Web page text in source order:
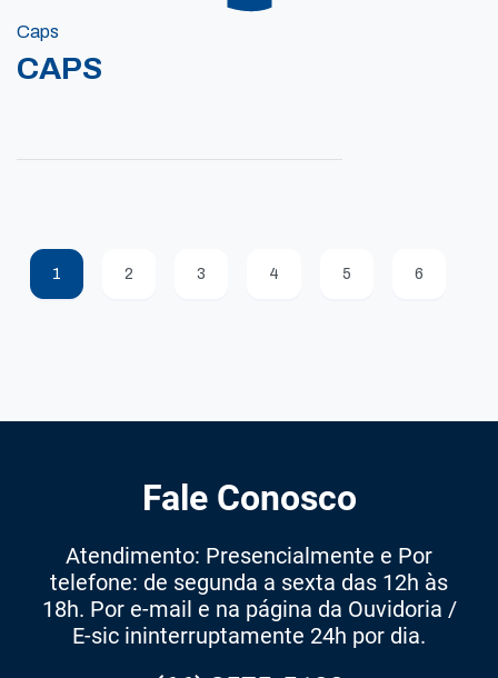
Caps
CAPS
1 2 3 4 5 6
Fale Conosco
Atendimento: Presencialmente e Por
telefone: de segunda a sexta das 12h às
18h. Por e-mail e na página da Ouvidoria /
E-sic ininterruptamente 24h por dia.